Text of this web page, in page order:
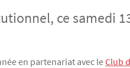
ce samedi
en partenariat avec leClub